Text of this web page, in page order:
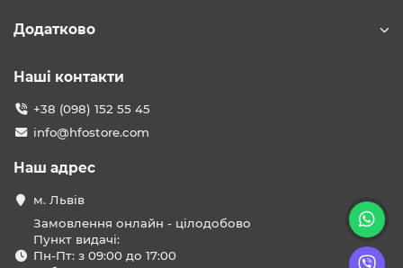
Додатково
Наші контакти
+38 (098) 152 55 45
info@hfostore.com
Наш адрес
м. Львів
Замовлення онлайн - цілодобово
Пункт видачі:
Пн-Пт: з 09:00 до 17:00